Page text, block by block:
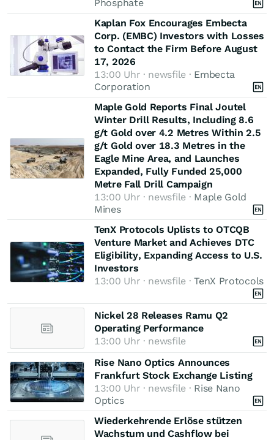
Phosphate
Kaplan Fox Encourages Embecta
Corp. (EMBC) Investors with Losses
to Contact the Firm Before August
17, 2026
13:00 Uhr · newsfile · Embecta
Corporation
Maple Gold Reports Final Joutel
Winter Drill Results, Including 8.6
g/t Gold over 4.2 Metres Within 2.5
g/t Gold over 18.3 Metres in the
Eagle Mine Area, and Launches
Expanded, Fully Funded 25,000
Metre Fall Drill Campaign
13:00 Uhr · newsfile · Maple Gold
Mines
TenX Protocols Uplists to OTCQB
Venture Market and Achieves DTC
Eligibility, Expanding Access to U.S.
Investors
13:00 Uhr · newsfile ·TenX Protocols
Nickel 28 Releases Ramu Q2
Operating Performance
13:00 Uhr · newsfile
Rise Nano Optics Announces
Frankfurt Stock Exchange Listing
13:00 Uhr · newsfile · Rise Nano
Optics
Wiederkehrende Erlöse stützen
Wachstum und Cashflow bei